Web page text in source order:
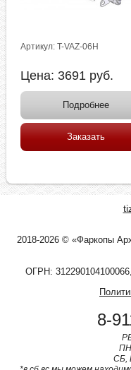
Артикул: T-VAZ-06H
Цена: 3691 руб.
Подробнее
Заказать
2018-2026 © «Фаркопы
ОГРН:
8-
СБ,